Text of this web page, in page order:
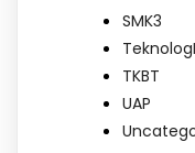
SMK3
TKBT
UAP